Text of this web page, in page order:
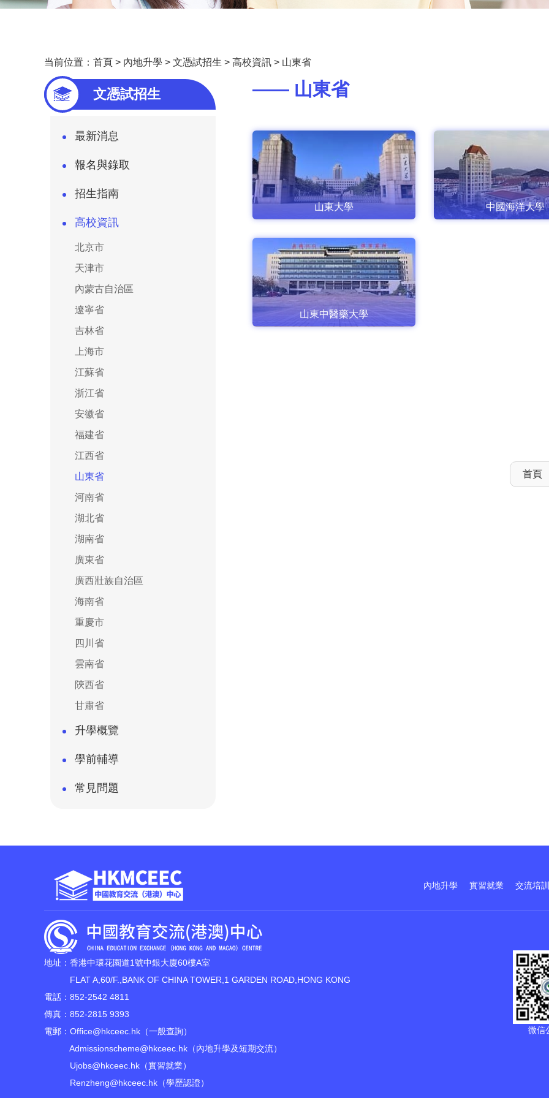
当前位置： 首頁 > 內地升學 > 文憑試招生 > 高校資訊 > 山東省
文憑試招生
最新消息
報名與錄取
招生指南
高校資訊
北京市
天津市
內蒙古自治區
遼寧省
吉林省
上海市
江蘇省
浙江省
安徽省
福建省
江西省
山東省
河南省
湖北省
湖南省
廣東省
廣西壯族自治區
海南省
重慶市
四川省
雲南省
陝西省
甘肅省
升學概覽
學前輔導
常見問題
—— 山東省
山東大學 中國海洋大學
山東中醫藥大學
首頁
內地升學 實習就業 交流培訓
地址：香港中環花園道1號中銀大廈60樓A室
FLAT A,60/F.,BANK OF CHINA TOWER,1 GARDEN ROAD,HONG KONG
電話：852-2542 4811
傳真：852-2815 9393
電郵： Office@hkceec.hk （一般查詢）
Admissionscheme@hkceec.hk （內地升學及短期交流）
Ujobs@hkceec.hk （實習就業）
Renzheng@hkceec.hk （學歷認證）
微信